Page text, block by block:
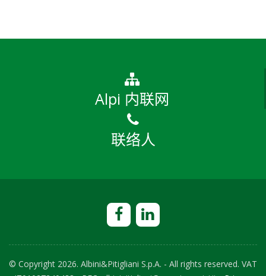
Alpi 内联网
联络人
© Copyright 2026. Albini&Pitigliani S.p.A. - All rights reserved. VAT